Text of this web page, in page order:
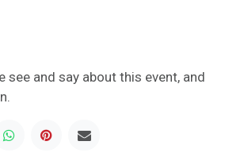
see and say about this event, and